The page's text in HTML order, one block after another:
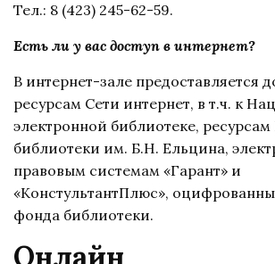
Тел.: 8 (423) 245-62-59.
Есть ли у вас доступ в интернет?
В интернет-зале предоставляется
ресурсам Сети интернет, в т.ч. к
электронной библиотеке,
библиотеки им. Б.Н. Ельцина,
правовым системам «Гарант» и
«КонстультантПлюс»,
фонда библиотеки.
Онлайн